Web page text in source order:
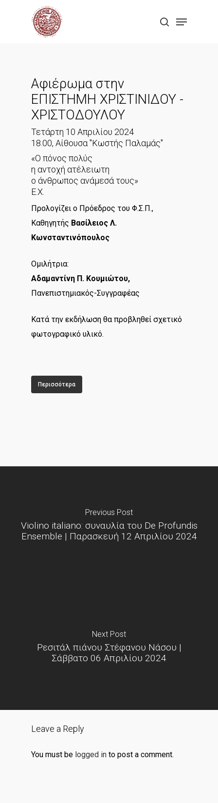
search
Menu
Αφιέρωμα στην
ΕΠΙΣΤΗΜΗ ΧΡΙΣΤΙΝΙΔΟΥ -
ΧΡΙΣΤΟΔΟΥΛΟΥ
Τετάρτη 10 Απριλίου 2024
18.00, Αίθουσα "Κωστής Παλαμάς"
«Ο πόνος πολύς
η αντοχή ατέλειωτη
ο άνθρωπος ανάμεσά τους»
Ε.Χ.
Προλογίζει ο Πρόεδρος του Φ.Σ.Π.,
Καθηγητής Βασίλειος Λ.
Κωνσταντινόπουλος
Ομιλήτρια:
Αδαμαντίνη Π. Κουμιώτου,
Πανεπιστημιακός-Συγγραφέας
Κατά την εκδήλωση θα προβληθεί σχετικό
φωτογραφικό υλικό.
Περισσότερα
Previous Post
Violino italiano: συναυλία του De Profundis
Ensemble | Παρασκευή 12 Απριλίου 2024
Next Post
Ρεσιτάλ πιάνου Στέφανου Νάσου |
Σάββατο 06 Απριλίου 2024
Leave a Reply
You must be logged in to post a comment.